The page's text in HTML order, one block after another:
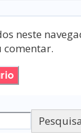
neste
comentar.